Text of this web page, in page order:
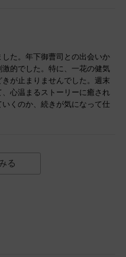
た。年下御曹司との出会いか
的でした。特に、一花の健気
が止まりませんでした。週末
心温まるストーリーに癒され
くのか、続きが気になって仕
る